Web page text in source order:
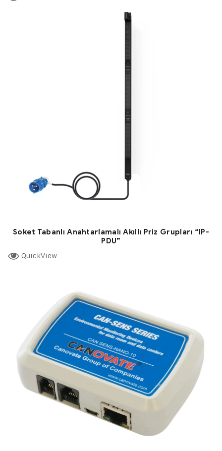
Soket Tabanlı Anahtarlamalı Akıllı Priz Grupları “IP-
PDU”
QuickView